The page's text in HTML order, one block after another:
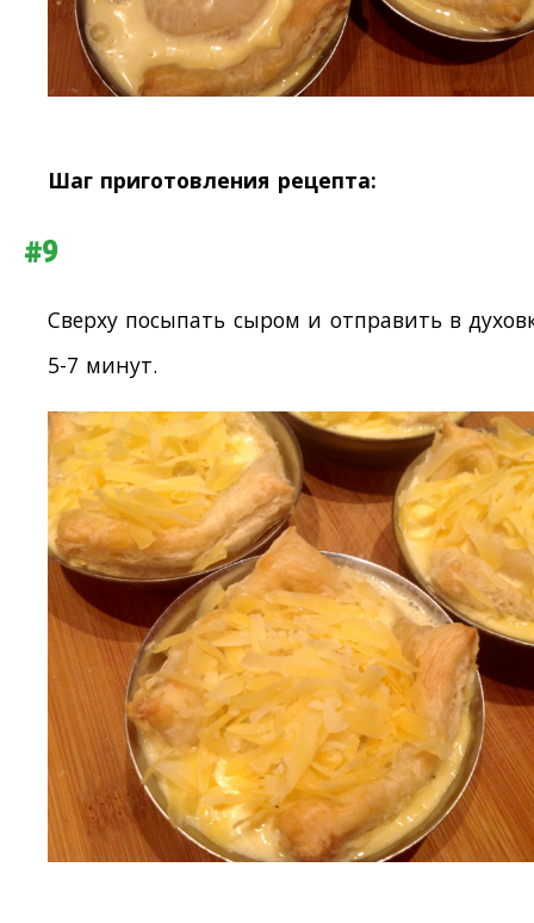
Шаг приготовления рецепта:
#9
Сверху посыпать сыром и отправить в
5-7 минут.